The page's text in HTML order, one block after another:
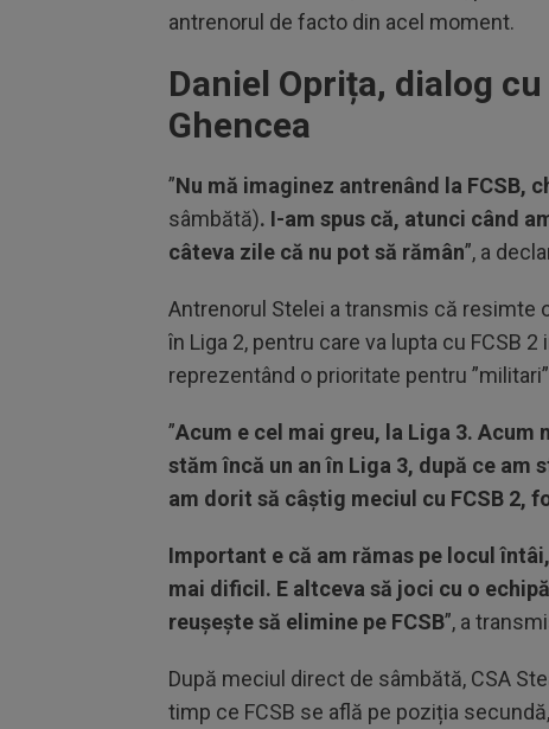
antrenorul de facto din acel moment.
Daniel Oprița, dialog
Ghencea
”Nu mă imaginez antrenând la FCSB,
sâmbătă). I-am spus că, atunci când
câteva zile că nu pot să rămân”, a
Antrenorul Stelei a transmis că resimte
în Liga 2, pentru care va lupta cu FCSB
reprezentând o prioritate pentru
”Acum e cel mai greu, la Liga 3. Acum
stăm încă un an în Liga 3, după ce am
am dorit să câștig meciul cu FCSB 2,
Important e că am rămas pe locul
mai dificil. E altceva să joci cu o
reușește să elimine pe FCSB”, a
După meciul direct de sâmbătă, CSA
timp ce FCSB se află pe poziția